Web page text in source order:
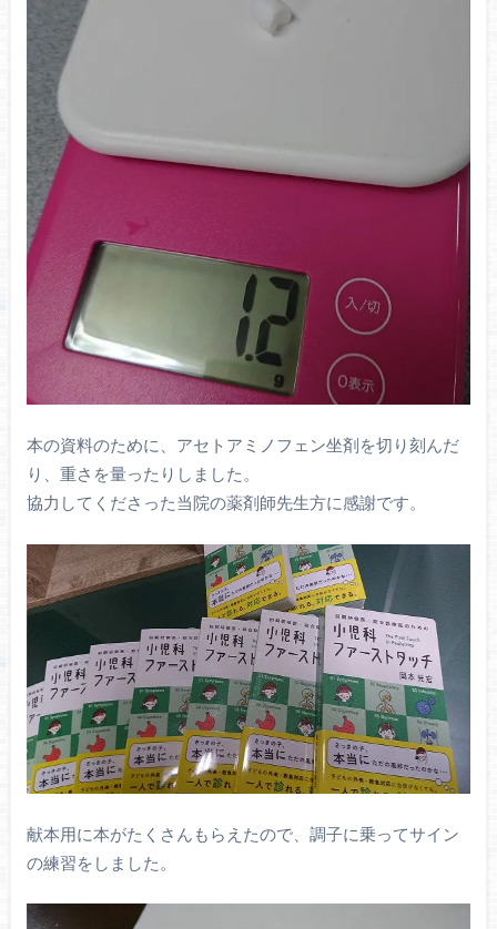
本の資料のために、アセトアミノフェン坐剤を切り刻んだ
り、重さを量ったりしました。
協力してくださった当院の薬剤師先生方に感謝です。
献本用に本がたくさんもらえたので、調子に乗ってサイン
の練習をしました。